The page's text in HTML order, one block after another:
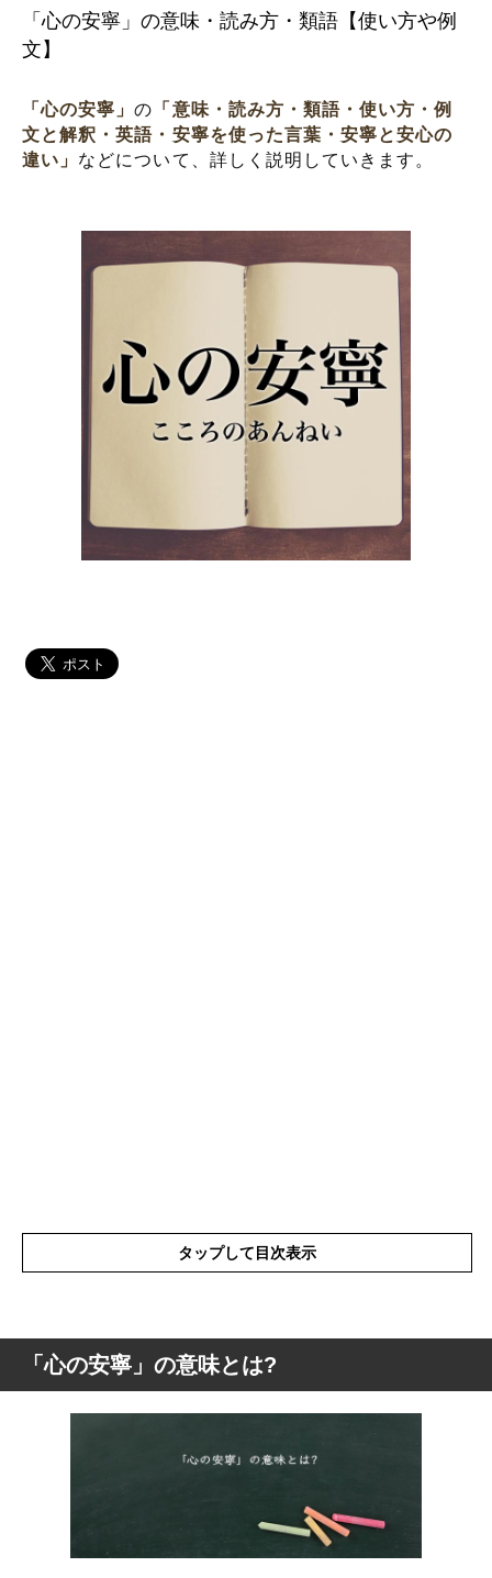
「心の安寧」の意味・読み方・類語【使い方や例
文】
「心の安寧」の 「意味・読み方・類語・使い方・例
文と解釈・英語・安寧を使った言葉・安寧と安心の
違い」 などについて、詳しく説明していきます。
タップして目次表示
「心の安寧」の意味とは?
「心の安寧」を使った例文や短文(解釈)
「心の安寧」の意味とは?